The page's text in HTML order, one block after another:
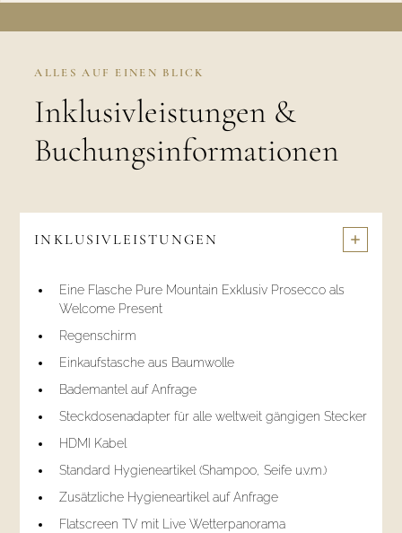
ALLES AUF EINEN BLICK
Inklusivleistungen &
Buchungsinformationen
INKLUSIVLEISTUNGEN
Eine Flasche Pure Mountain Exklusiv Prosecco als
Welcome Present
Regenschirm
Einkaufstasche aus Baumwolle
Bademantel auf Anfrage
Steckdosenadapter für alle weltweit gängigen Stecker
HDMI Kabel
Standard Hygieneartikel (Shampoo, Seife u.v.m.)
Zusätzliche Hygieneartikel auf Anfrage
Flatscreen TV mit Live Wetterpanorama